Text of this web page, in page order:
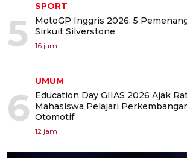
5
SPORT
MotoGP Inggris 2026: 5
Sirkuit Silverstone
16 jam
6
UMUM
Education Day GIIAS 2026 Ajak
Mahasiswa Pelajari
Otomotif
12 jam